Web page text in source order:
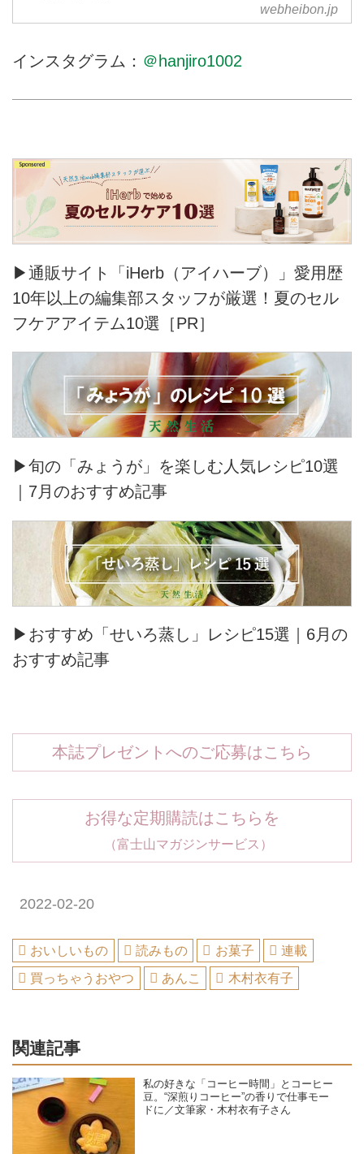
今年も「ヤマザキ春のパンまつ
ンまつりではお皿を2枚もらっ
た。直径21cm＝日本の器の寸法
webheibon.jp
インスタグラム： ＠hanjiro1002
▶通販サイト「iHerb（アイハーブ）」愛用歴
10年以上の編集部スタッフが厳選！夏のセル
フケアアイテム10選［PR］
▶旬の「みょうが」を楽しむ人気レシピ10選
｜7月のおすすめ記事
▶おすすめ「せいろ蒸し」レシピ15選｜6月の
おすすめ記事
本誌プレゼントへのご応募はこちら
お得な定期購読はこちらを
（富士山マガジンサービス）
2022-02-20
おいしいもの 読みもの お菓子
連載
買っちゃうおやつ
あんこ 木村衣有子
関連記事
私の好きな「コーヒー時間」とコーヒー
豆。“深煎りコーヒー”の香りで仕事モー
ドに／文筆家・木村衣有子さん